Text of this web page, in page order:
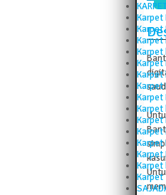
Karpet
Karpet
Karpet
Karpet
Karpet
Karpet
Karpet
Karpet
Karpet
Karpet